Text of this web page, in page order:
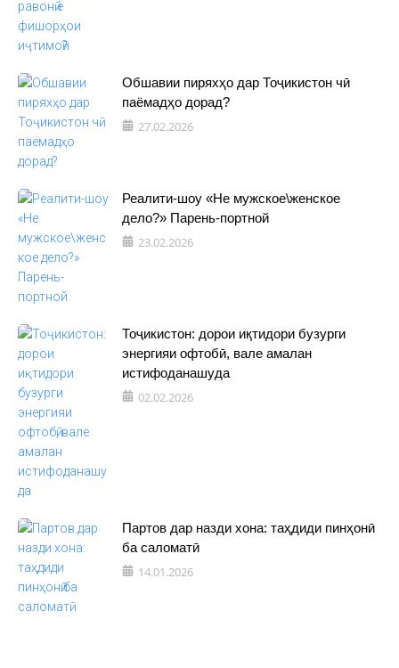
Обшавии пиряхҳо дар Тоҷикистон чӣ
паёмадҳо дорад?
27.02.2026
Реалити-шоу «Не мужское\женское
дело?» Парень-портной
23.02.2026
Тоҷикистон: дорои иқтидори бузурги
энергияи офтобӣ, вале амалан
истифоданашуда
02.02.2026
Партов дар назди хона: таҳдиди пинҳонӣ
ба саломатӣ
14.01.2026